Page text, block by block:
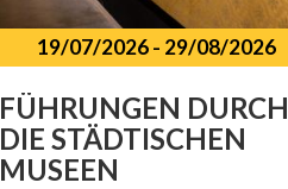
19/07/2026- 29/08/2026
FÜHRUNGEN DURCH
DIE STÄDTISCHEN
MUSEEN